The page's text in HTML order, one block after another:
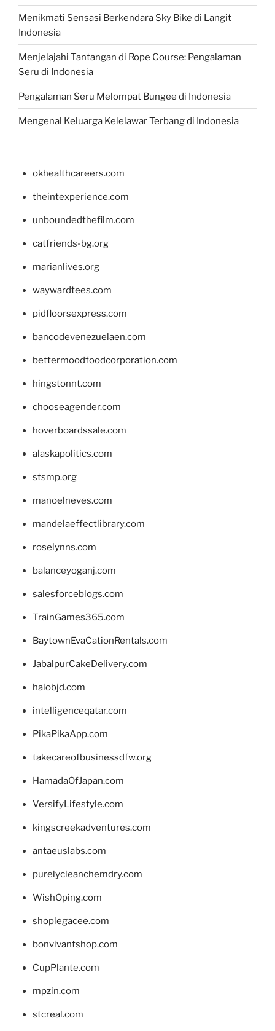
Menikmati Sensasi Berkendara Sky Bike di Langit
Indonesia
Menjelajahi Tantangan di Rope Course: Pengalaman
Seru di Indonesia
Pengalaman Seru Melompat Bungee di Indonesia
Mengenal Keluarga Kelelawar Terbang di Indonesia
okhealthcareers.com
theintexperience.com
unboundedthefilm.com
catfriends-bg.org
marianlives.org
waywardtees.com
pidfloorsexpress.com
bancodevenezuelaen.com
bettermoodfoodcorporation.com
hingstonnt.com
chooseagender.com
hoverboardssale.com
alaskapolitics.com
stsmp.org
manoelneves.com
mandelaeffectlibrary.com
roselynns.com
balanceyoganj.com
salesforceblogs.com
TrainGames365.com
BaytownEvaCationRentals.com
JabalpurCakeDelivery.com
halobjd.com
intelligenceqatar.com
PikaPikaApp.com
takecareofbusinessdfw.org
HamadaOfJapan.com
VersifyLifestyle.com
kingscreekadventures.com
antaeuslabs.com
purelycleanchemdry.com
WishOping.com
shoplegacee.com
bonvivantshop.com
CupPlante.com
mpzin.com
stcreal.com